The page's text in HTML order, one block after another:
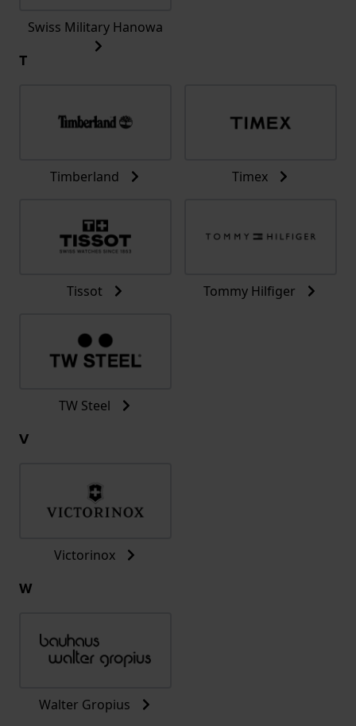
Swiss Military Hanowa
T
Timberland Timex
Tissot Tommy Hilfiger
TW Steel
V
Victorinox
W
Walter Gropius